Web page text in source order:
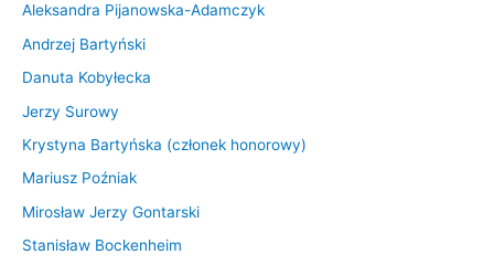
Aleksandra Pijanowska-Adamczyk
Andrzej Bartyński
Danuta Kobyłecka
Jerzy Surowy
Krystyna Bartyńska (członek honorowy)
Mariusz Poźniak
Mirosław Jerzy Gontarski
Stanisław Bockenheim